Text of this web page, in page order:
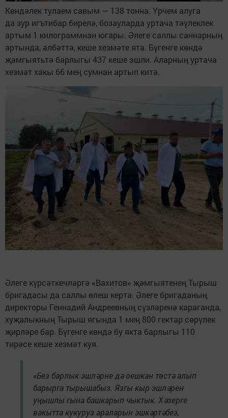
Көндәлек тулаем савым — 138 тонна. Үрчем алуга
да зур игътибар бирелә, бозауларда уртача тәүлеклек
артым 1 килограммнан югары. Әлеге саллы саннарның
артында, әлбәттә, кеше хезмәте ята. Бүгенге көндә
җәмгыятьтә барлыгы 437 кеше эшли. Аларның уртача
хезмәт хакы 66 мең сумнан артып китә.
Әлеге күрсәткечләргә «Вахитов» җәмгыятенең Тырыш
бригадасы да саллы өлеш кертә. Әлеге бригаданың
директоры Геннадий Андреевның сүзләренә караганда,
хуҗалыкның Тырыш ягында 1 мең 800 гектар сөрүлек
җирләре бар. Бүгенге көндә бу якта барлыгы 110
тирәсе кеше хезмәт куя.
«Без барлык эшләрне дә оешкан төстә алып
барырга тырышабыз. Язгы кыр эшләрен
уңышлы гына башкарып чыктык. Хәзерге
вакытта кукуруз араларын эшкәртәбез,